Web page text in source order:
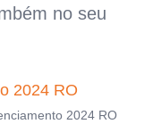
no seu
2024 RO
2024 RO